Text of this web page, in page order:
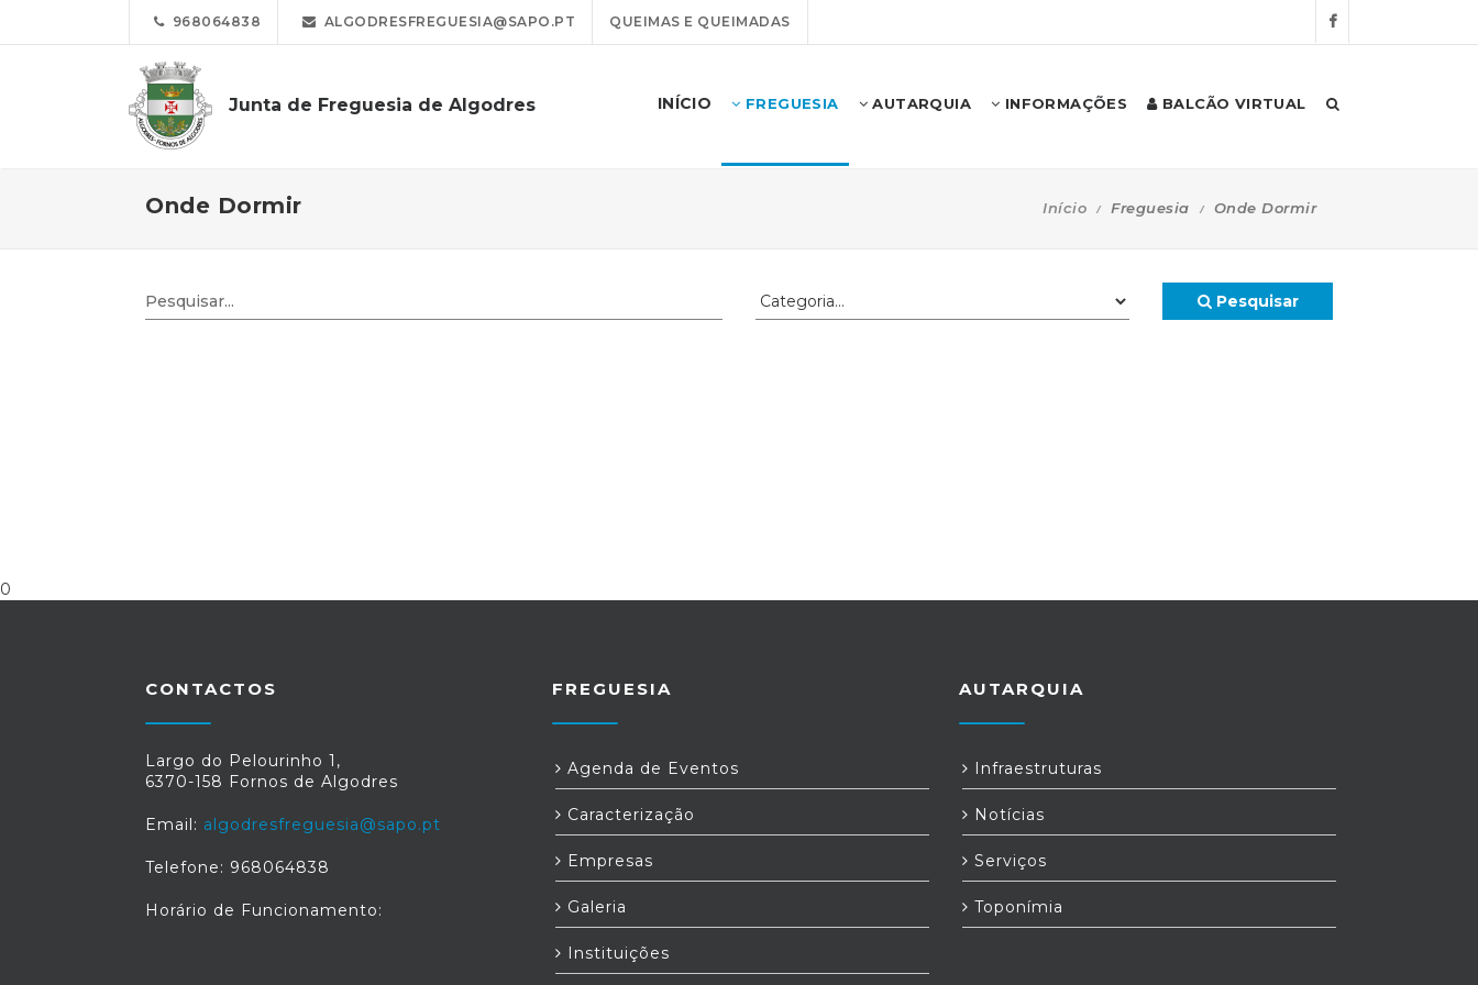
968064838 ALGODRESFREGUESIA@SAPO.PT QUEIMAS E QUEIMADAS
Junta de Freguesia de Algodres INÍCIO FREGUESIA AUTARQUIA INFORMAÇÕES BALCÃO VIRTUAL
Onde Dormir Início Freguesia Onde Dormir
Pesquisar
0
CONTACTOS
Largo do Pelourinho 1,
6370-158 Fornos de Algodres
Email: algodresfreguesia@sapo.pt
Telefone: 968064838
Horário de Funcionamento:
FREGUESIA
Agenda de Eventos
Caracterização
Empresas
Galeria
Instituições
AUTARQUIA
Infraestruturas
Notícias
Serviços
Toponímia